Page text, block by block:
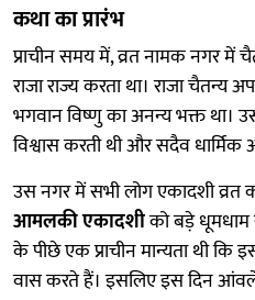
कथा का प्रारंभ
प्राचीन समय में, व्रत नामक नगर में
राजा राज्य करता था। राजा चैतन्य
भगवान विष्णु का अनन्य भक्त था।
विश्वास करती थी और सदैव धार्मिक
उस नगर में सभी लोग एकादशी
आमलकी एकादशीको बड़े धूमधाम
के पीछे एक प्राचीन मान्यता थी
वास करते हैं। इसलिए इस दिन